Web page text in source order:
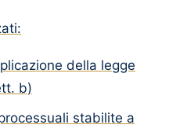
della legge
b)
stabilite a